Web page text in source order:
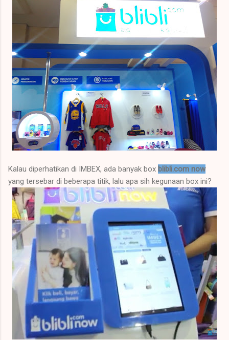
Kalau diperhatikan di IMBEX, ada banyak box blibli.com now
yang tersebar di beberapa titik, lalu apa sih kegunaan box ini?